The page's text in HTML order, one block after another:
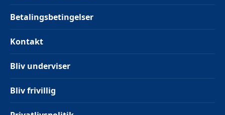
Betalingsbetingelser
Kontakt
Bliv underviser
Bliv frivillig